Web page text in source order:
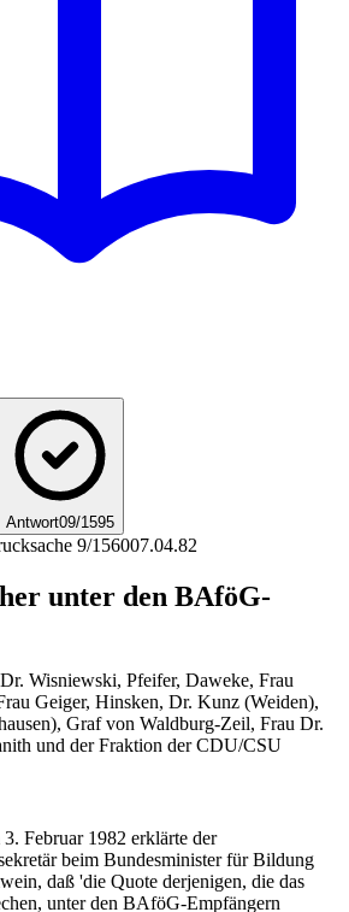
Antwort09/1595
9/156007.04.82
unter den BAföG-
Wisniewski, Pfeifer, Daweke, Frau
Geiger, Hinsken, Dr. Kunz (Weiden),
Graf von Waldburg-Zeil, Frau Dr.
und der Fraktion der CDU/CSU
Februar 1982 erklärte der
beim Bundesminister für Bildung
daß 'die Quote derjenigen, die das
unter den BAföG-Empfängern